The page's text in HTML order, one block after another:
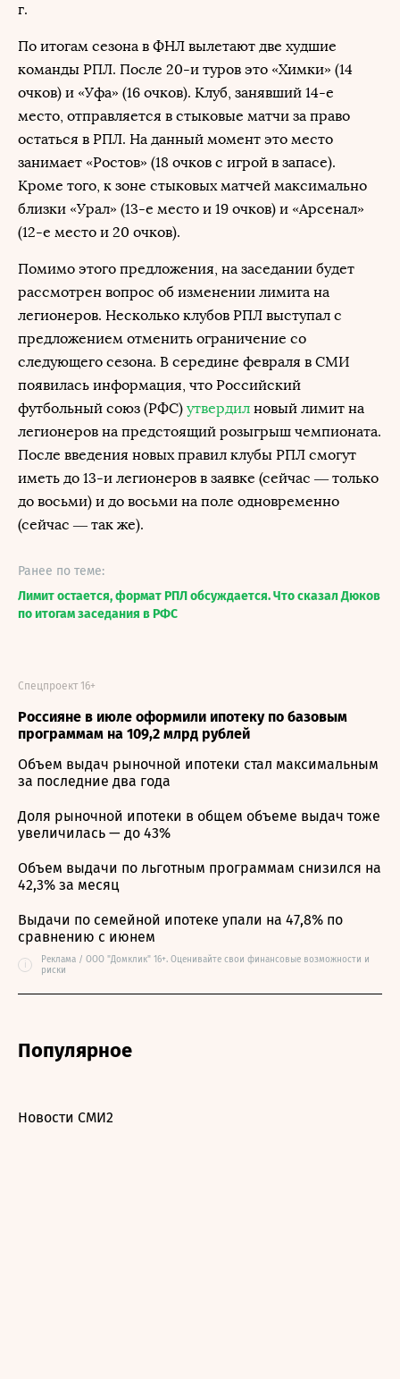
г.
По итогам сезона в ФНЛ вылетают две худшие
команды РПЛ. После 20-и туров это «Химки» (14
очков) и «Уфа» (16 очков). Клуб, занявший 14-е
место, отправляется в стыковые матчи за право
остаться в РПЛ. На данный момент это место
занимает «Ростов» (18 очков с игрой в запасе).
Кроме того, к зоне стыковых матчей максимально
близки «Урал» (13-е место и 19 очков) и «Арсенал»
(12-е место и 20 очков).
Помимо этого предложения, на заседании будет
рассмотрен вопрос об изменении лимита на
легионеров. Несколько клубов РПЛ выступал с
предложением отменить ограничение со
следующего сезона. В середине февраля в СМИ
появилась информация, что Российский
футбольный союз (РФС) утвердил новый лимит на
легионеров на предстоящий розыгрыш чемпионата.
После введения новых правил клубы РПЛ смогут
иметь до 13-и легионеров в заявке (сейчас — только
до восьми) и до восьми на поле одновременно
(сейчас — так же).
Ранее по теме:
Лимит остается, формат РПЛ обсуждается. Что сказал Дюков
по итогам заседания в РФС
Россияне в июле оформили ипотеку по базовым
программам на 109,2 млрд рублей
Спецпроект 16+
Объем выдач рыночной ипотеки стал максимальным
за последние два года
Доля рыночной ипотеки в общем объеме выдач тоже
увеличилась — до 43%
Объем выдачи по льготным программам снизился на
42,3% за месяц
Выдачи по семейной ипотеке упали на 47,8% по
сравнению с июнем
i
Реклама / ООО "Домклик" 16+. Оценивайте свои финансовые возможности и
риски
Популярное
Новости СМИ2